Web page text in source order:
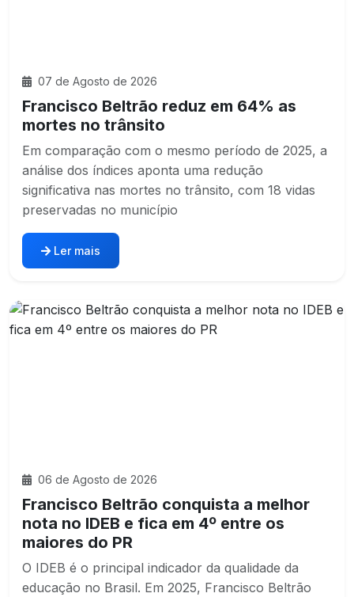
07 de Agosto de 2026
Francisco Beltrão reduz em 64% as
mortes no trânsito
Em comparação com o mesmo período de 2025, a
análise dos índices aponta uma redução
significativa nas mortes no trânsito, com 18 vidas
preservadas no município
Ler mais
06 de Agosto de 2026
Francisco Beltrão conquista a melhor
nota no IDEB e fica em 4º entre os
maiores do PR
O IDEB é o principal indicador da qualidade da
educação no Brasil. Em 2025, Francisco Beltrão